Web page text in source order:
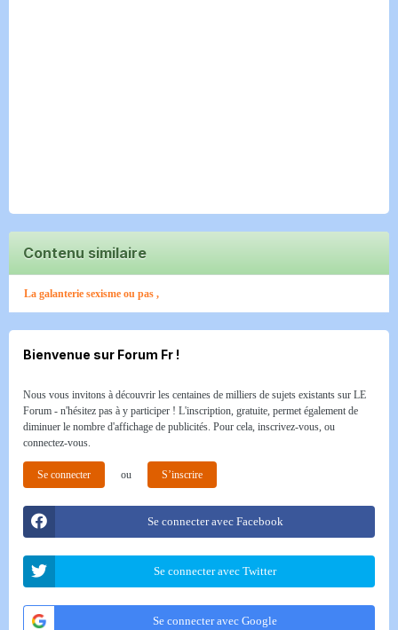
Contenu similaire
La galanterie sexisme ou pas ,
Bienvenue sur Forum Fr !
Nous vous invitons à découvrir les centaines de milliers de sujets existants sur LE
Forum - n'hésitez pas à y participer ! L'inscription, gratuite, permet également de
diminuer le nombre d'affichage de publicités. Pour cela, inscrivez-vous, ou
connectez-vous.
Se connecter ou S’inscrire
Se connecter avec Facebook
Se connecter avec Twitter
Se connecter avec Google